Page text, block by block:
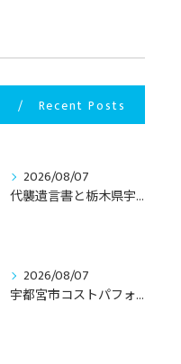
Recent Posts
2026/08/07
代襲遺言書と栃木県宇都宮市での不動産相続を安心して進めるための実務ガイド
2026/08/07
宇都宮市コストパフォーマンス住宅の選び方と栃木県宇都宮市で失敗しない見極めポイント